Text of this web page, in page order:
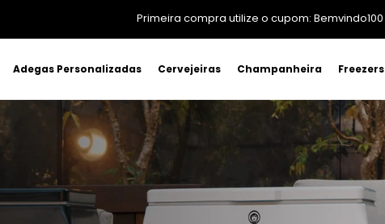
Primeira compra utilize o cupom: Bemvindo100
Adegas Personalizadas Cervejeiras Champanheira Freezers